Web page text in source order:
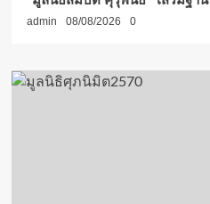
admin 08/08/2026 0